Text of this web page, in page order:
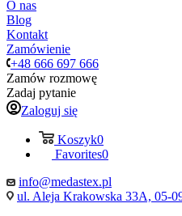
O nas
Blog
Kontakt
Zamówienie
+48 666 697 666
Zamów rozmowę
Zadaj pytanie
Zaloguj się
Koszyk0
Favorites0
info@medastex.pl
ul. Aleja Krakowska 33A, 05-